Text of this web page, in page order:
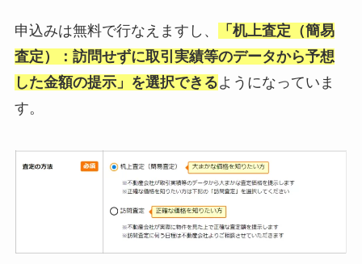
申込みは無料で行なえますし、
「机上査定（簡易
査定）：訪問せずに取引実績等のデータから予想
した金額の提示」を選択できるようになっていま
す。